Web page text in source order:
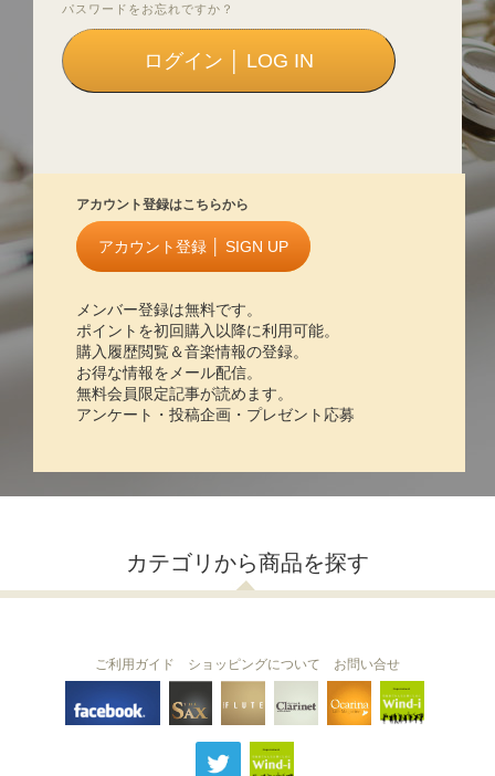
パスワードをお忘れですか？
アカウント登録はこちらから
アカウント登録 │ SIGN UP
メンバー登録は無料です。
ポイントを初回購入以降に利用可能。
購入履歴閲覧＆音楽情報の登録。
お得な情報をメール配信。
無料会員限定記事が読めます。
アンケート・投稿企画・プレゼント応募
カテゴリから商品を探す
THE SAX The Clarinet
ご利用ガイド ショッピングについて お問い合せ